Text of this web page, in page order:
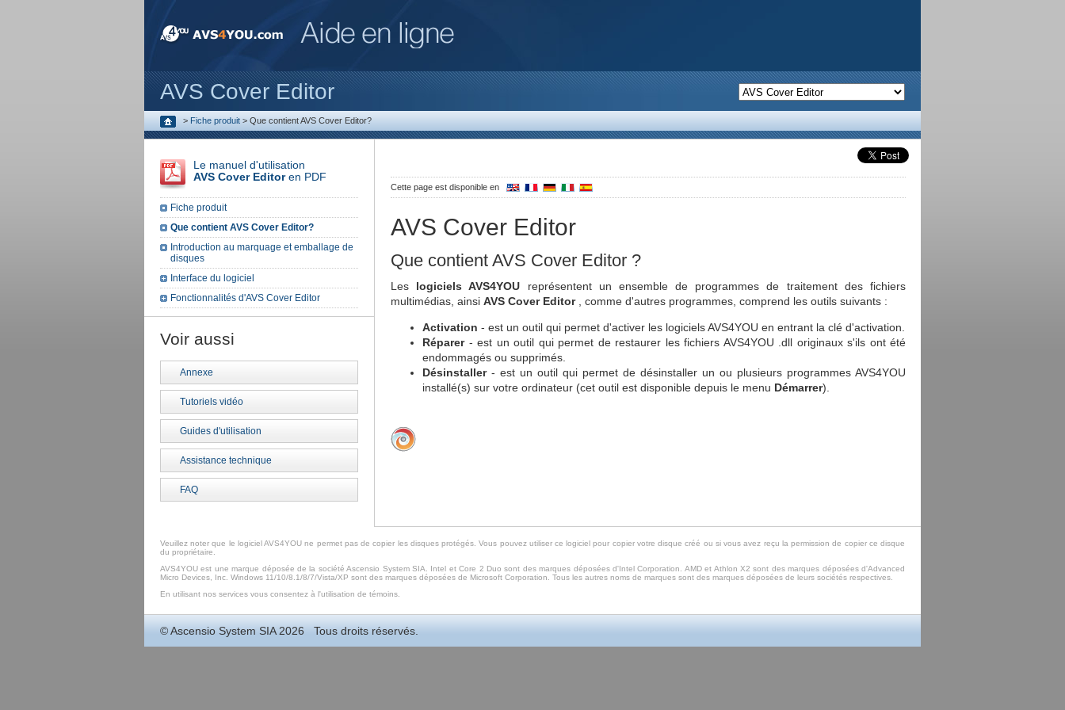
AVS Cover Editor
> Fiche produit > Que contient AVS Cover Editor?
Cette page est disponible en
AVS Cover Editor
Que contient AVS Cover Editor ?
Les logiciels AVS4YOU représentent un ensemble de programmes de traitement des fichiers
multimédias, ainsi AVS Cover Editor , comme d'autres programmes, comprend les outils suivants :
Activation - est un outil qui permet d'activer les logiciels AVS4YOU en entrant la clé d'activation.
Réparer- est un outil qui permet de restaurer les fichiers AVS4YOU .dll originaux s'ils ont été
endommagés ou supprimés.
Désinstaller- est un outil qui permet de désinstaller un ou plusieurs programmes AVS4YOU
installé(s) sur votre ordinateur (cet outil est disponible depuis le menu Démarrer).
Le manuel d'utilisation
AVS Cover Editoren PDF
Fiche produit
Que contient AVS Cover Editor?
Introduction au marquage et emballage de
disques
Interface du logiciel
Fonctionnalités d'AVS Cover Editor
Voir aussi
Annexe
Tutoriels vidéo
Guides d'utilisation
Assistance technique
FAQ
Veuillez noter que le logiciel AVS4YOU ne permet pas de copier les disques protégés. Vous pouvez utiliser ce logiciel pour copier votre disque créé ou si vous avez reçu la permission de copier ce disque
du propriétaire.
AVS4YOU est une marque déposée de la société Ascensio System SIA. Intel et Core 2 Duo sont des marques déposées d'Intel Corporation. AMD et Athlon X2 sont des marques déposées d'Advanced
Micro Devices, Inc. Windows 11/10/8.1/8/7/Vista/XP sont des marques déposées de Microsoft Corporation. Tous les autres noms de marques sont des marques déposées de leurs sociétés respectives.
En utilisant nos services vous consentez à l'utilisation de témoins.
©Ascensio System SIA2026 Tous droits réservés.